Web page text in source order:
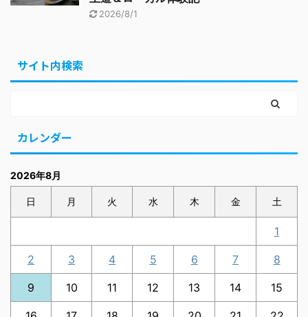
2026/8/1
サイト内検索
カレンダー
2026年8月
日 月 火 水 木 金 土
1
2 3 4 5 6 7 8
9 10 11 12 13 14 15